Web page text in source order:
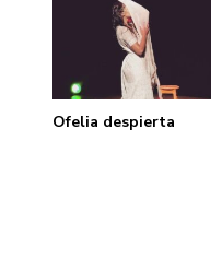
Ofelia despierta